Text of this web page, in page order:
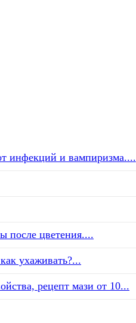
инфекций и вампиризма....
после цветения....
ухаживать?...
рецепт мази от 10...